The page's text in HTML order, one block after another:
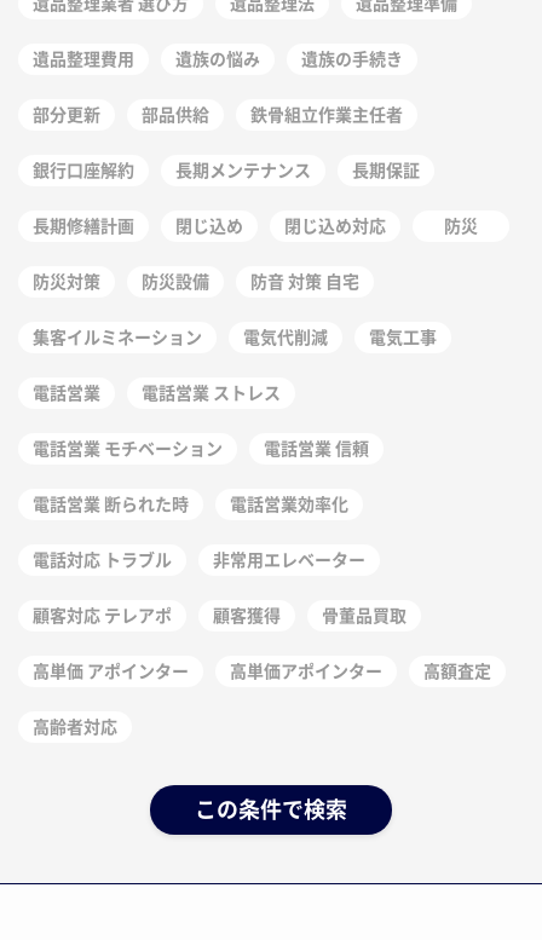
遺品整理費用 遺族の悩み 遺族の手続き
部分更新 部品供給 鉄骨組立作業主任者
銀行口座解約 長期メンテナンス 長期保証
長期修繕計画 閉じ込め 閉じ込め対応 防災
防災対策 防災設備 防音 対策 自宅
集客イルミネーション 電気代削減 電気工事
電話営業 電話営業 ストレス
電話営業 モチベーション 電話営業 信頼
電話営業 断られた時 電話営業効率化
電話対応 トラブル 非常用エレベーター
顧客対応 テレアポ 顧客獲得 骨董品買取
高単価 アポインター 高単価アポインター 高額査定
高齢者対応
この条件で検索